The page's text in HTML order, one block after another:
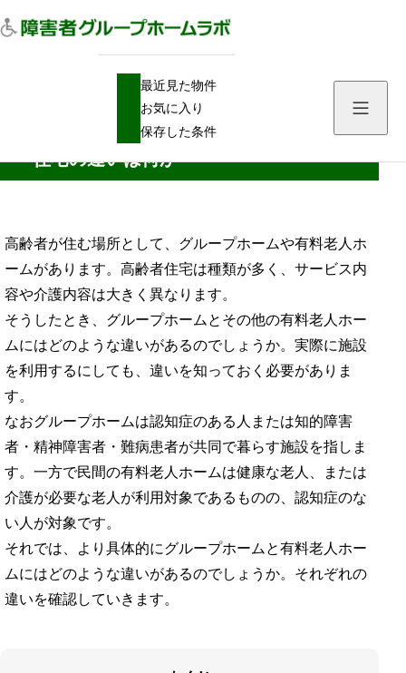
最近見た物件
お気に入り
保存した条件
グループホームと有料老人ホーム・高齢者住宅の違いは何か
グループホームと有料老人ホーム・高齢者
住宅の違いは何か
高齢者が住む場所として、グループホームや有料老人ホ
ームがあります。高齢者住宅は種類が多く、サービス内
容や介護内容は大きく異なります。
そうしたとき、グループホームとその他の有料老人ホー
ムにはどのような違いがあるのでしょうか。実際に施設
を利用するにしても、違いを知っておく必要がありま
す。
なおグループホームは認知症のある人または知的障害
者・精神障害者・難病患者が共同で暮らす施設を指しま
す。一方で民間の有料老人ホームは健康な老人、または
介護が必要な老人が利用対象であるものの、認知症のな
い人が対象です。
それでは、より具体的にグループホームと有料老人ホー
ムにはどのような違いがあるのでしょうか。それぞれの
違いを確認していきます。